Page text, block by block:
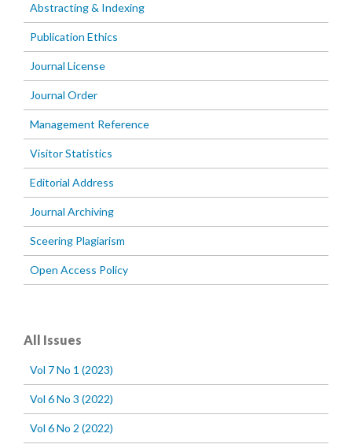
Abstracting & Indexing
Publication Ethics
Journal License
Journal Order
Management Reference
Visitor Statistics
Editorial Address
Journal Archiving
Sceering Plagiarism
Open Access Policy
All Issues
Vol 7 No 1 (2023)
Vol 6 No 3 (2022)
Vol 6 No 2 (2022)